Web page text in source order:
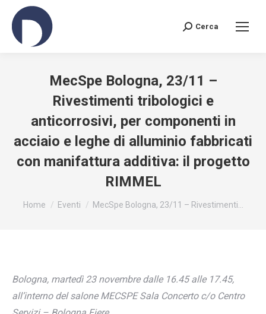
Search:
Cerca
MecSpe Bologna, 23/11 –
Rivestimenti tribologici e
anticorrosivi, per componenti in
acciaio e leghe di alluminio fabbricati
con manifattura additiva: il progetto
RIMMEL
You are here:
Home Eventi MecSpe Bologna, 23/11 – Rivestimenti…
Bologna, martedì 23 novembre dalle 16.45 alle 17.45,
all’interno del salone MECSPE Sala Concerto c/o Centro